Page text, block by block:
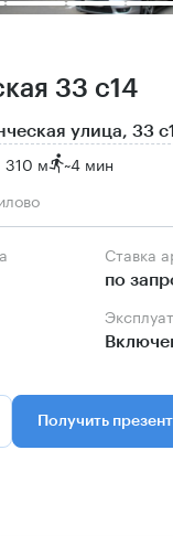
33 с14
улица, 33
310 м ~4 мин
Ставка
по
Получить